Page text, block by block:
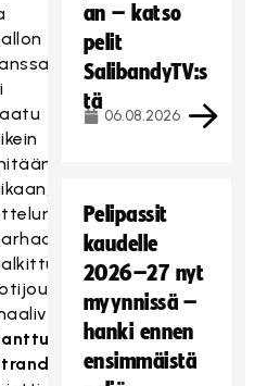
an – katso
pelit
SalibandyTV:s
tä
06.08.2026
Pelipassit
kaudelle
2026–27 nyt
myynnissä –
hanki ennen
ensimmäistä